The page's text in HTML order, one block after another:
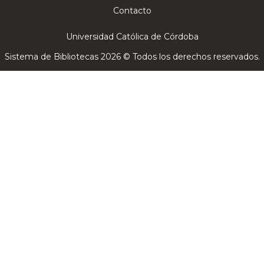
Contacto
Universidad Católica de Córdoba
Sistema de Bibliotecas 2026 © Todos los derechos reservados.